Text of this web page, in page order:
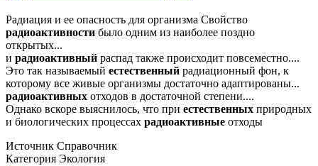
Радиация и ее опасность для организма Свойство
радиоактивности было одним из наиболее поздно
открытых...
и радиоактивный распад также происходит повсеместно....
Это так называемый естественный радиационный фон, к
которому все живые организмы достаточно адаптированы...
радиоактивных отходов в достаточной степени....
Однако вскоре выяснилось, что при естественных природных
и биологических процессах радиоактивные отходы
Источник Справочник
Категория Экология